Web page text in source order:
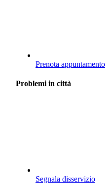
Prenota appuntamento
Problemi in città
Segnala disservizio